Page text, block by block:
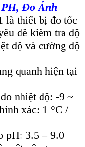
Đo Ánh
là thiết bị đo tốc
để kiểm tra độ
độ và cường độ
quanh hiện tại
nhiệt độ: -9 ~
xác: 1 °C /
pH: 3.5 – 9.0